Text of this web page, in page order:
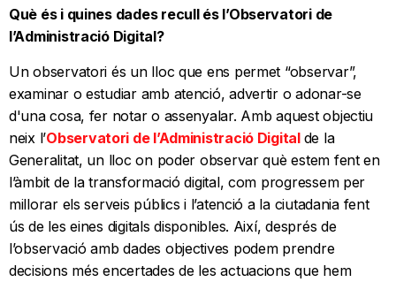
Què és i quines dades recull és l’Observatori de
l’Administració Digital?
Un observatori és un lloc que ens permet “observar”,
examinar o estudiar amb atenció, advertir o adonar-se
d'una cosa, fer notar o assenyalar. Amb aquest objectiu
neix l’Observatori de l’Administració Digital de la
Generalitat, un lloc on poder observar què estem fent en
l’àmbit de la transformació digital, com progressem per
millorar els serveis públics i l’atenció a la ciutadania fent
ús de les eines digitals disponibles. Així, després de
l’observació amb dades objectives podem prendre
decisions més encertades de les actuacions que hem